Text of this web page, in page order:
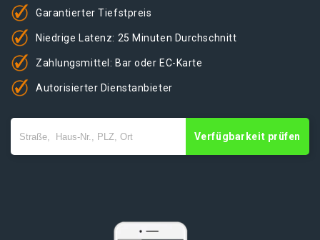
Garantierter Tiefstpreis
Niedrige Latenz: 25 Minuten Durchschnitt
Zahlungsmittel: Bar oder EC-Karte
Autorisierter Dienstanbieter
Verfügbarkeit prüfen